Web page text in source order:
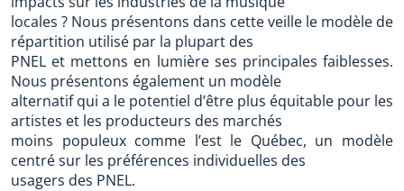
locales ? Nous présentons dans cette veille le modèle de
répartition utilisé par la plupart des
PNEL et mettons en lumière ses principales faiblesses.
Nous présentons également un modèle
alternatif qui a le potentiel d’être plus équitable pour les
artistes et les producteurs des marchés
moins populeux comme l’est le Québec, un modèle
centré sur les préférences individuelles des
usagers des PNEL.